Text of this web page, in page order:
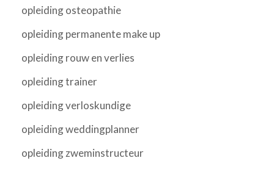
opleiding osteopathie
opleiding permanente make up
opleiding rouw en verlies
opleiding trainer
opleiding verloskundige
opleiding weddingplanner
opleiding zweminstructeur